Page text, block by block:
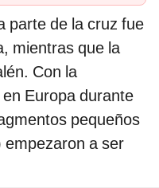
parte de la cruz fue
mientras que la
Con la
Europa durante
pequeños
empezaron a ser